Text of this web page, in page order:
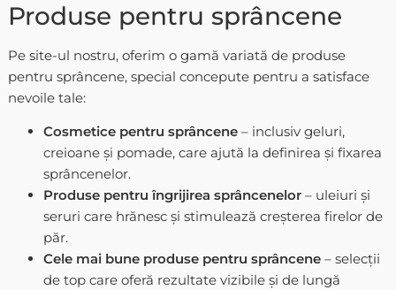
Produse pentru sprâncene
Pe site-ul nostru, oferim o gamă variată de produse
pentru sprâncene, special concepute pentru a satisface
nevoile tale:
Cosmetice pentru sprâncene – inclusiv geluri,
creioane și pomade, care ajută la definirea și fixarea
sprâncenelor.
Produse pentru îngrijirea sprâncenelor– uleiuri și
seruri care hrănesc și stimulează creșterea firelor de
păr.
Cele mai bune produse pentru sprâncene– selecții
de top care oferă rezultate vizibile și de lungă